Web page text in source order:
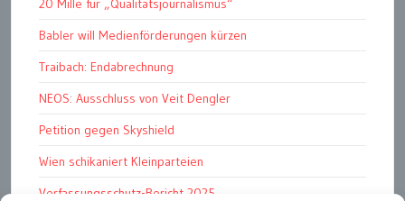
20 Mille für „Qualitätsjournalismus“
Babler will Medienförderungen kürzen
Traibach: Endabrechnung
NEOS: Ausschluss von Veit Dengler
Petition gegen Skyshield
Wien schikaniert Kleinparteien
Verfassungsschutz-Bericht 2025